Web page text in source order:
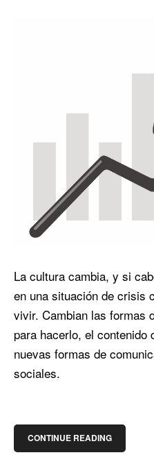
La cultura cambia, y si
en una situación de crisis
vivir. Cambian las formas
para hacerlo, el contenido
nuevas formas de
sociales.
CONTINUE READING